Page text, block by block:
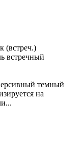
встречный
темный
на